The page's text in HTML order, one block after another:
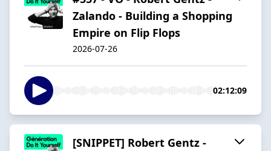
Zalando - Building a Shopping
Empire on Flip Flops
2026-07-26
02:12:09
[SNIPPET] Robert Gentz -